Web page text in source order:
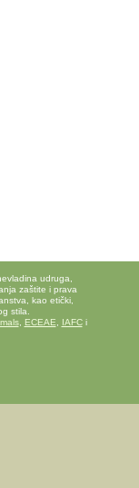
udruga,
zaštite i prava
kao etički,
stila.
, ECEAE IAFCi